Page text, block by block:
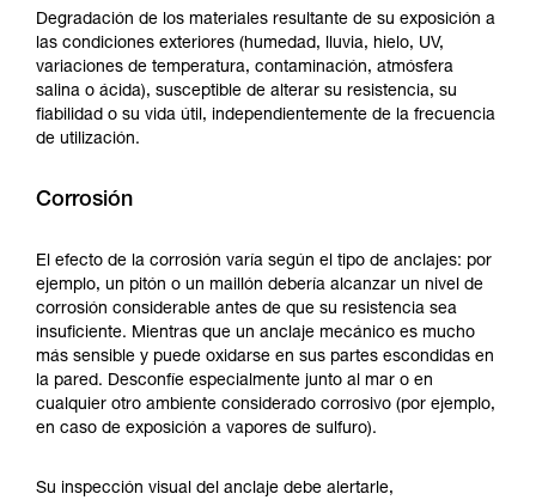
Degradación de los materiales resultante de su exposición a
las condiciones exteriores (humedad, lluvia, hielo, UV,
variaciones de temperatura, contaminación, atmósfera
salina o ácida), susceptible de alterar su resistencia, su
fiabilidad o su vida útil, independientemente de la frecuencia
de utilización.
Corrosión
El efecto de la corrosión varía según el tipo de anclajes: por
ejemplo, un pitón o un maillón debería alcanzar un nivel de
corrosión considerable antes de que su resistencia sea
insuficiente. Mientras que un anclaje mecánico es mucho
más sensible y puede oxidarse en sus partes escondidas en
la pared. Desconfíe especialmente junto al mar o en
cualquier otro ambiente considerado corrosivo (por ejemplo,
en caso de exposición a vapores de sulfuro).
Su inspección visual del anclaje debe alertarle,